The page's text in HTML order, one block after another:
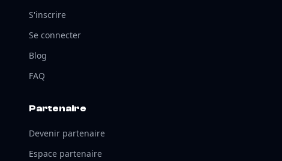
S'inscrire
Se connecter
Blog
FAQ
Partenaire
Devenir partenaire
Espace partenaire